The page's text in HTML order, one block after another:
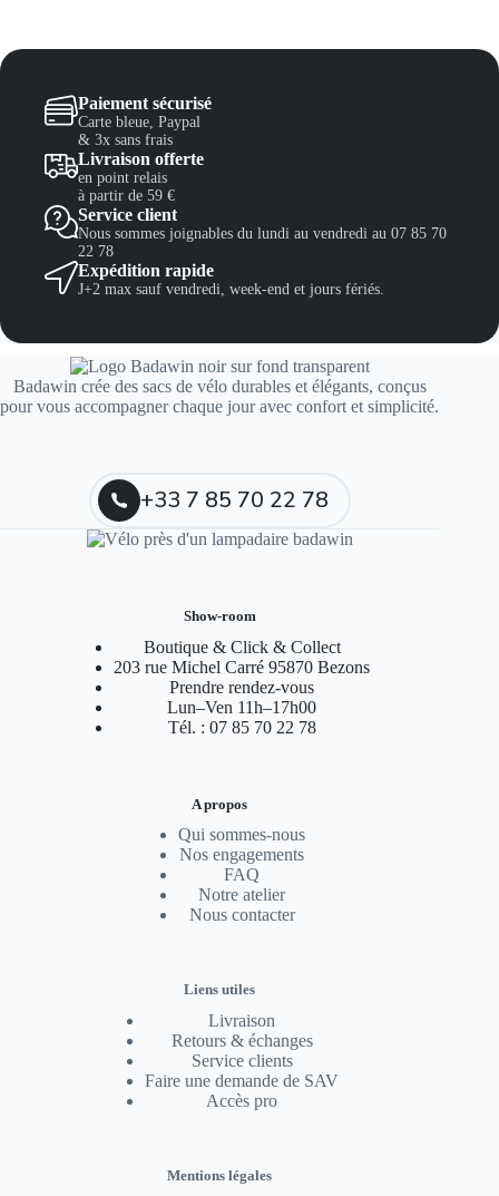
Paiement sécurisé
Carte bleue, Paypal
& 3x sans frais
Livraison offerte
en point relais
à partir de 59 €
Service client
Nous sommes joignables du lundi au vendredi au 07 85 70
22 78
Expédition rapide
J+2 max sauf vendredi, week-end et jours fériés.
Badawin crée des sacs de vélo durables et élégants, conçus
pour vous accompagner chaque jour avec confort et simplicité.
+33 7 85 70 22 78
Show-room
Boutique & Click & Collect
203 rue Michel Carré 95870 Bezons
Prendre rendez-vous
Lun–Ven 11h–17h00
Tél. : 07 85 70 22 78
A propos
Qui sommes-nous
Nos engagements
FAQ
Notre atelier
Nous contacter
Liens utiles
Livraison
Retours & échanges
Service clients
Faire une demande de SAV
Accès pro
Mentions légales